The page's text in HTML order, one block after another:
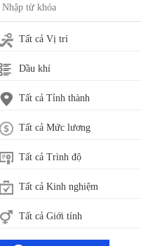
Tất cả Vị trí
Dầu khí
Tất cả Tỉnh thành
Tất cả Mức lương
Tất cả Trình độ
Tất cả Kinh nghiệm
Tất cả Giới tính